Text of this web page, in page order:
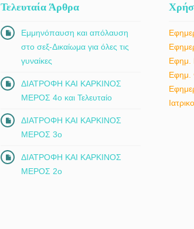
Τελευταία Άρθρα
Εμμηνόπαυση και απόλαυση
στο σεξ-Δικαίωμα για όλες τις
γυναίκες
ΔΙΑΤΡΟΦΗ ΚΑΙ ΚΑΡΚΙΝΟΣ
ΜΕΡΟΣ 4ο και Τελευταίο
ΔΙΑΤΡΟΦΗ ΚΑΙ ΚΑΡΚΙΝΟΣ
ΜΕΡΟΣ 3ο
ΔΙΑΤΡΟΦΗ ΚΑΙ ΚΑΡΚΙΝΟΣ
ΜΕΡΟΣ 2ο
Εφημ.
Εφημ.